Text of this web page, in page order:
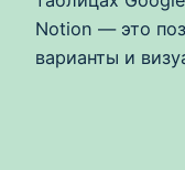
Notion — это
варианты и